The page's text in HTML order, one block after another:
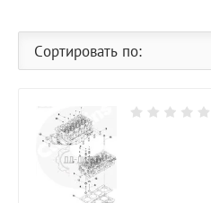
Сортировать по: